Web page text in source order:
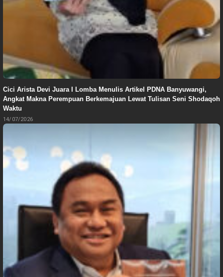
Cici Arista Devi Juara I Lomba Menulis Artikel PDNA Banyuwangi,
Angkat Makna Perempuan Berkemajuan Lewat Tulisan Seni Shodaqoh
Waktu
14/07/2026